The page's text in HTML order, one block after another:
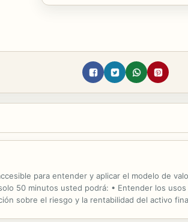
para entender y aplicar el modelo de
50 minutos usted podrá: • Entender los
sobre el riesgo y la rentabilidad del activo